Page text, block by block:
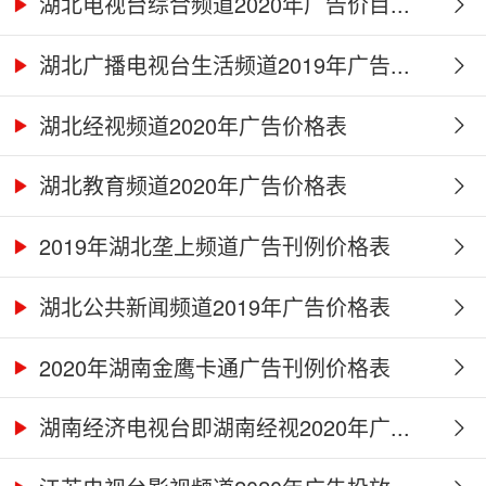
湖北广播电视台生活频道2019年广告...
湖北经视频道2020年广告价格表
湖北教育频道2020年广告价格表
2019年湖北垄上频道广告刊例价格表
湖北公共新闻频道2019年广告价格表
2020年湖南金鹰卡通广告刊例价格表
湖南经济电视台即湖南经视2020年广...